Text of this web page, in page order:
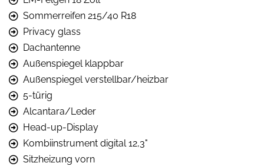
Sommerreifen 215/40 R18
Privacy glass
Dachantenne
Außenspiegel klappbar
Außenspiegel verstellbar/heizbar
5-türig
Alcantara/Leder
Head-up-Display
Kombiinstrument digital 12,3"
Sitzheizung vorn